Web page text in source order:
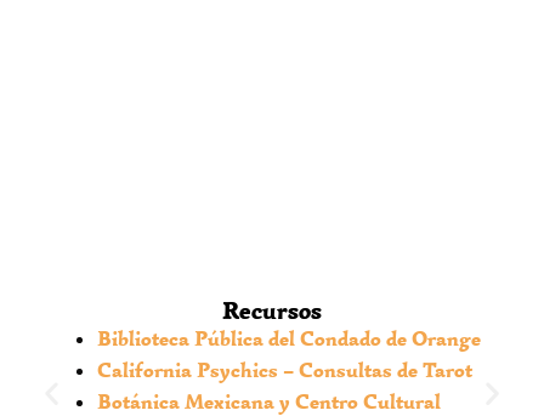
ancestral al contexto moderno.
Recursos
Biblioteca Pública del Condado de Orange
California Psychics – Consultas de Tarot
Botánica Mexicana y Centro Cultural